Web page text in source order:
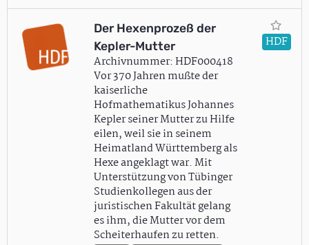
Der Hexenprozeß der
Kepler-Mutter
Archivnummer: HDF000418
Vor 370 Jahren mußte der
kaiserliche
Hofmathematikus Johannes
Kepler seiner Mutter zu Hilfe
eilen, weil sie in seinem
Heimatland Württemberg als
Hexe angeklagt war. Mit
Unterstützung von Tübinger
Studienkollegen aus der
juristischen Fakultät gelang
es ihm, die Mutter vor dem
Scheiterhaufen zu retten.
HDF